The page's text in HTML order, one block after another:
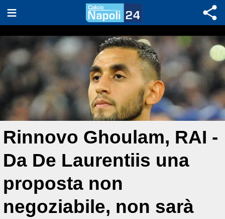
Rinnovo Ghoulam, RAI -
Da De Laurentiis una
proposta non
negoziabile, non sarà